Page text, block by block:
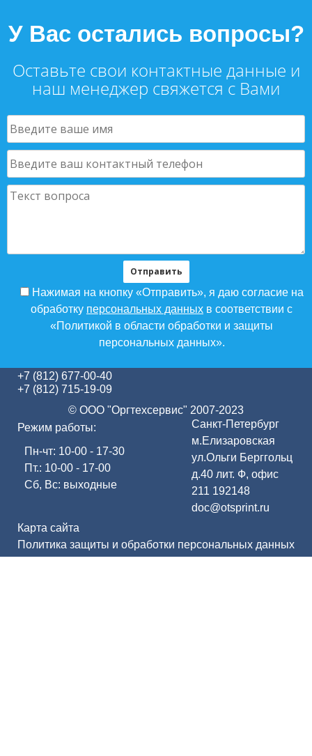
У Вас остались вопросы?
Оставьте свои контактные данные и
наш менеджер свяжется с Вами
Нажимая на кнопку «Отправить», я даю согласие на
обработку персональных данных в соответствии с
«Политикой в области обработки и защиты
персональных данных».
+7 (812) 677-00-40
+7 (812) 715-19-09
© ООО "Оргтехсервис" 2007-2023
Режим работы:
Пн-чт: 10-00 - 17-30
Пт.: 10-00 - 17-00
Сб, Вс: выходные
Санкт-Петербург
м.Елизаровская
ул.Ольги Берггольц
д.40 лит. Ф, офис
211 192148
doc@otsprint.ru
Карта сайта
Политика защиты и обработки персональных данных